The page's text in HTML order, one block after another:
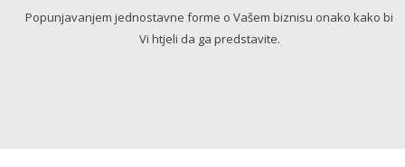
Popunjavanjem jednostavne forme o Vašem biznisu onako kako bi
Vi htjeli da ga predstavite.